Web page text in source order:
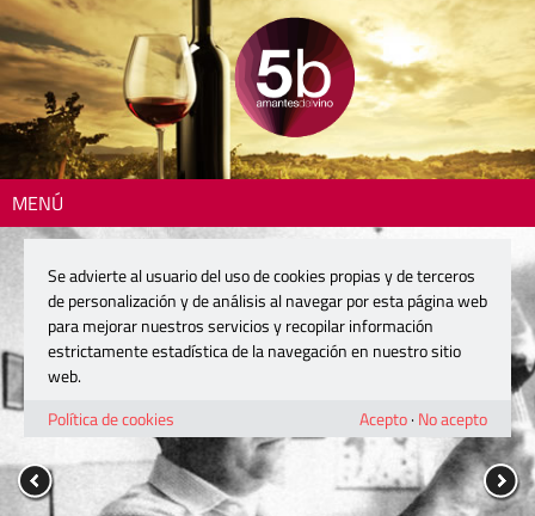
MENÚ
Se advierte al usuario del uso de cookies propias y de terceros
de personalización y de análisis al navegar por esta página web
para mejorar nuestros servicios y recopilar información
estrictamente estadística de la navegación en nuestro sitio
web.
Política de cookies
Acepto· No acepto